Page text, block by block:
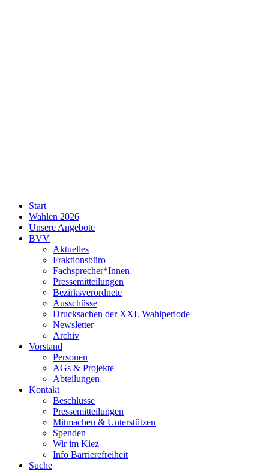
Neukölln
Start
Wahlen 2026
Unsere Angebote
BVV
Aktuelles
Fraktionsbüro
Fachsprecher*Innen
Pressemitteilungen
Bezirksverordnete
Ausschüsse
Drucksachen der XXI. Wahlperiode
Newsletter
Archiv
Vorstand
Personen
AGs & Projekte
Abteilungen
Kontakt
Beschlüsse
Pressemitteilungen
Mitmachen & Unterstützen
Spenden
Wir im Kiez
Info Barrierefreiheit
Suche